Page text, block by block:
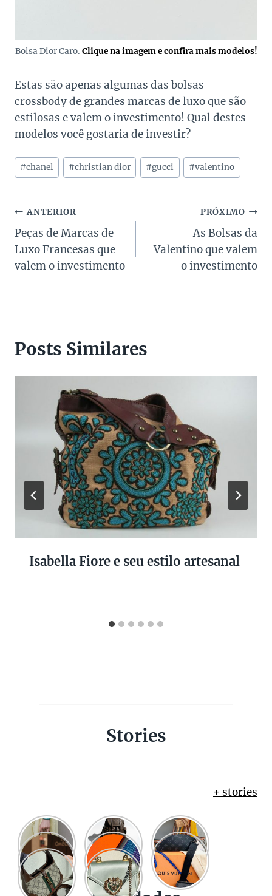
Bolsa Dior Caro. Clique na imagem e confira mais modelos!
Estas são apenas algumas das bolsas
crossbody de grandes marcas de luxo que são
estilosas e valem o investimento! Qual destes
modelos você gostaria de investir?
Tags
do
#chanel #christian dior #gucci #valentino
Navegação
de
Post
ANTERIOR
Peças de Marcas de
Luxo Francesas que
valem o investimento
PRÓXIMO
As Bolsas da
Valentino que valem
o investimento
Posts Similares
Isabella Fiore e seu estilo artesanal
Stories
+ stories